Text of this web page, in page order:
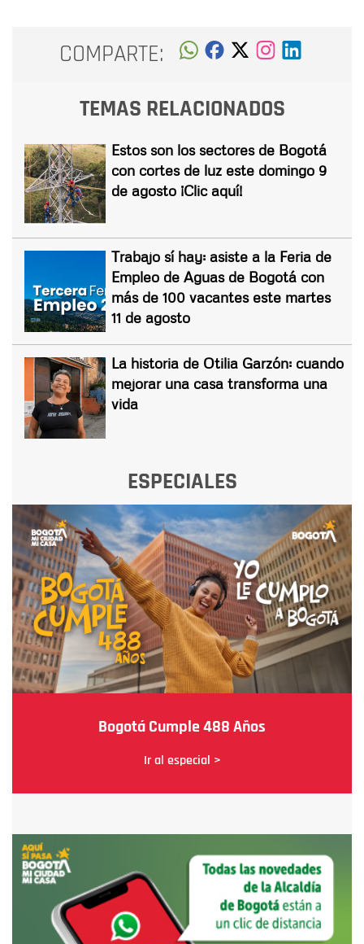
COMPARTE:
TEMAS RELACIONADOS
Estos son los sectores de Bogotá
con cortes de luz este domingo 9
de agosto ¡Clic aquí!
Trabajo sí hay: asiste a la Feria de
Empleo de Aguas de Bogotá con
más de 100 vacantes este martes
11 de agosto
La historia de Otilia Garzón: cuando
mejorar una casa transforma una
vida
ESPECIALES
Bogotá Cumple 488 Años
Ir al especial >